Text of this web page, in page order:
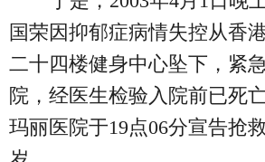
国荣因抑郁症病情失控从香
二十四楼健身中心坠下，紧
院，经医生检验入院前已死
玛丽医院于19点06分宣告抢